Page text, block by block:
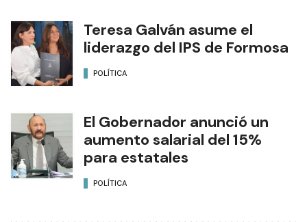
Teresa Galván asume el
liderazgo del IPS de Formosa
POLÍTICA
El Gobernador anunció un
aumento salarial del 15%
para estatales
POLÍTICA